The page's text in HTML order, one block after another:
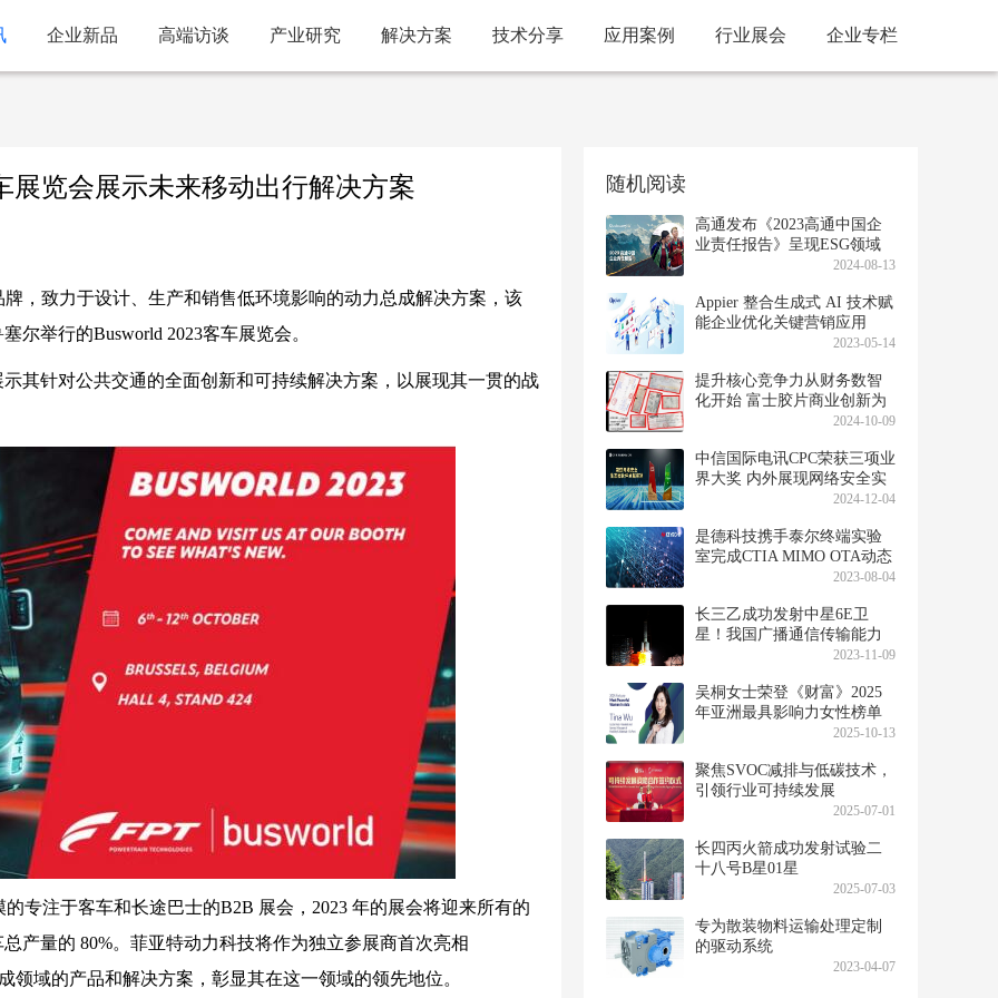
企业新品 高端访谈 产业研究 解决方案 技术分享 应用案例 行业展会 企业专栏
展览会展示未来移动出行解决方案
，致力于设计、生产和销售低环境影响的动力总成解决方案，该
尔举行的Busworld 2023客车展览会。
其针对公共交通的全面创新和可持续解决方案，以展现其一贯的战
专注于客车和长途巴士的B2B 展会，2023 年的展会将迎来所有的
产量的 80%。菲亚特动力科技将作为独立参展商首次亮相
领域的产品和解决方案，彰显其在这一领域的领先地位。
随机阅读
高通发布《2023高通中国企
业责任报告》呈现ESG领域
2024-08-13
Appier 整合生成式 AI 技术赋
能企业优化关键营销应用
2023-05-14
提升核心竞争力从财务数智
化开始 富士胶片商业创新为
知名500强提供财务共享服务
2024-10-09
中信国际电讯CPC荣获三项业
界大奖 内外展现网络安全实
2024-12-04
是德科技携手泰尔终端实验
室完成CTIA MIMO OTA动态
信道模型测试系统验证2023-08-04
长三乙成功发射中星6E卫
星！我国广播通信传输能力
2023-11-09
吴桐女士荣登《财富》2025
年亚洲最具影响力女性榜单
2025-10-13
聚焦SVOC减排与低碳技术，
引领行业可持续发展
2025-07-01
长四丙火箭成功发射试验二
十八号B星01星
2025-07-03
专为散装物料运输处理定制
的驱动系统
2023-04-07